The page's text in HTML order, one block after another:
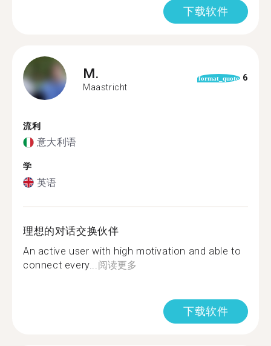
下载软件
M.
Maastricht
format_quote 6
流利
意大利语
学
英语
理想的对话交换伙伴
An active user with high motivation and able to
connect every... 阅读更多
下载软件